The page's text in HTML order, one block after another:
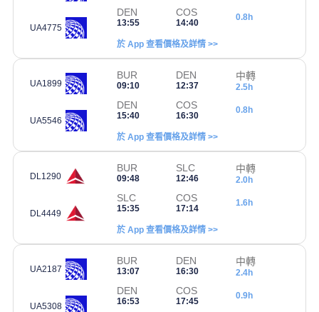
UA4775
DEN
13:55
COS
14:40
0.8h
於 App 查看價格及詳情 >>
UA1899
BUR
09:10
DEN
12:37
中轉
2.5h
UA5546
DEN
15:40
COS
16:30
0.8h
於 App 查看價格及詳情 >>
DL1290
BUR
09:48
SLC
12:46
中轉
2.0h
DL4449
SLC
15:35
COS
17:14
1.6h
於 App 查看價格及詳情 >>
UA2187
BUR
13:07
DEN
16:30
中轉
2.4h
UA5308
DEN
16:53
COS
17:45
0.9h